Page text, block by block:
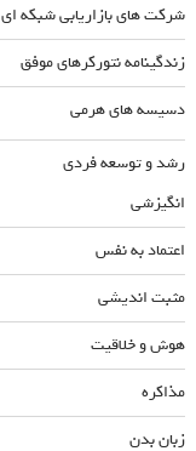
شرکت های بازاریابی شبکه ای
زندگینامه نتورکرهای موفق
دسیسه های هرمی
رشد و توسعه فردی
انگیزشی
اعتماد به نفس
مثبت اندیشی
هوش و خلاقیت
مذاکره
زبان بدن